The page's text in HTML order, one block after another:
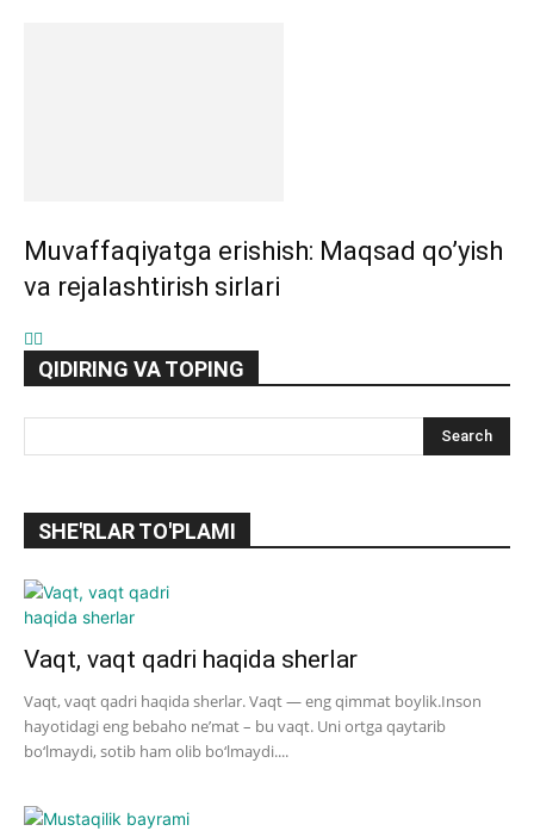
Muvaffaqiyatga erishish: Maqsad qo’yish
va rejalashtirish sirlari
QIDIRING VA TOPING
SHE'RLAR TO'PLAMI
Vaqt, vaqt qadri haqida sherlar
Vaqt, vaqt qadri haqida sherlar. Vaqt — eng qimmat boylik.Inson
hayotidagi eng bebaho ne’mat – bu vaqt. Uni ortga qaytarib
bo‘lmaydi, sotib ham olib bo‘lmaydi....